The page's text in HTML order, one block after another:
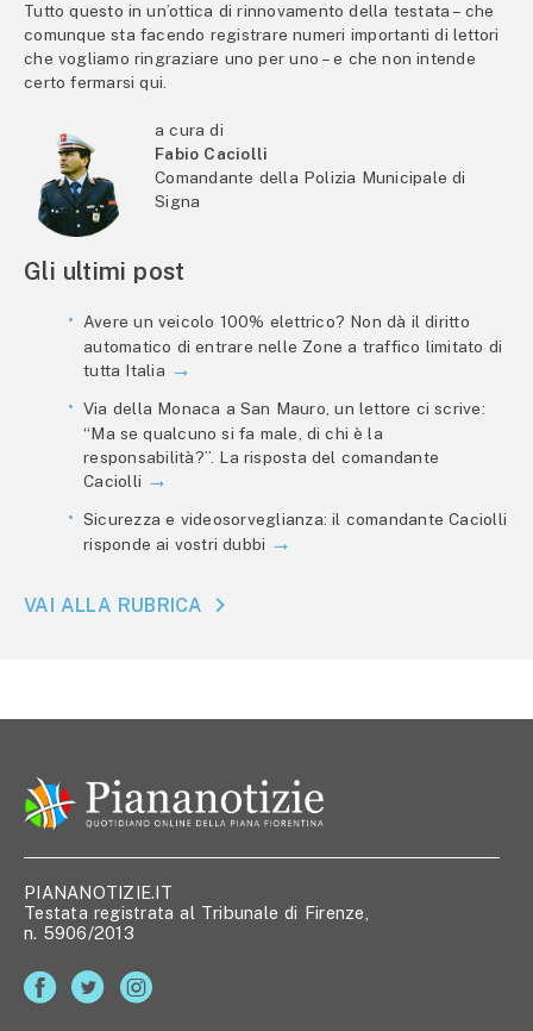
Tutto questo in un’ottica di rinnovamento della testata – che
comunque sta facendo registrare numeri importanti di lettori
che vogliamo ringraziare uno per uno – e che non intende
certo fermarsi qui.
a cura di
Fabio Caciolli
Comandante della Polizia Municipale di
Signa
Gli ultimi post
Avere un veicolo 100% elettrico? Non dà il diritto
automatico di entrare nelle Zone a traffico limitato di
tutta Italia
Via della Monaca a San Mauro, un lettore ci scrive:
“Ma se qualcuno si fa male, di chi è la
responsabilità?”. La risposta del comandante
Caciolli
Sicurezza e videosorveglianza: il comandante Caciolli
risponde ai vostri dubbi
VAI ALLA RUBRICA
PIANANOTIZIE.IT
Testata registrata al Tribunale di Firenze,
n. 5906/2013